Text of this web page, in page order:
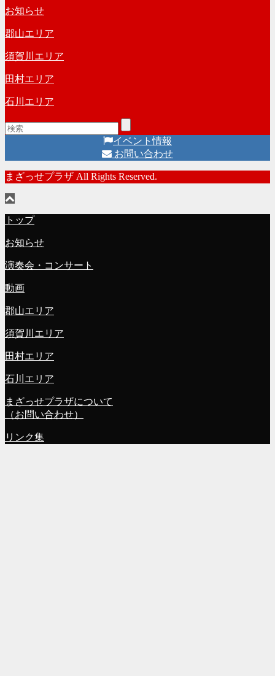
お知らせ
郡山エリア
須賀川エリア
田村エリア
石川エリア
イベント情報
お問い合わせ
まざっせプラザ All Rights Reserved.
トップ
お知らせ
演奏会・コンサート
動画
郡山エリア
須賀川エリア
田村エリア
石川エリア
まざっせプラザについて
（お問い合わせ）
リンク集